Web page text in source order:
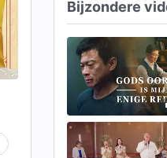
Bijzondere